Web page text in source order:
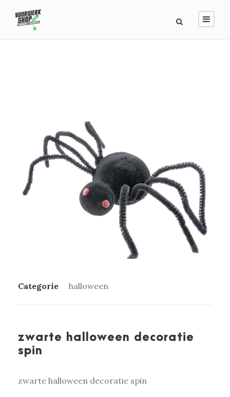
Categorie halloween
zwarte halloween decoratie
spin
zwarte halloween decoratie spin